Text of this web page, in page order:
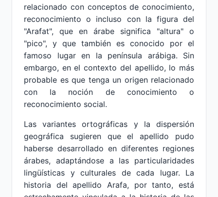
relacionado con conceptos de conocimiento,
reconocimiento o incluso con la figura del
"Arafat", que en árabe significa "altura" o
"pico", y que también es conocido por el
famoso lugar en la península arábiga. Sin
embargo, en el contexto del apellido, lo más
probable es que tenga un origen relacionado
con la noción de conocimiento o
reconocimiento social.
Las variantes ortográficas y la dispersión
geográfica sugieren que el apellido pudo
haberse desarrollado en diferentes regiones
árabes, adaptándose a las particularidades
lingüísticas y culturales de cada lugar. La
historia del apellido Arafa, por tanto, está